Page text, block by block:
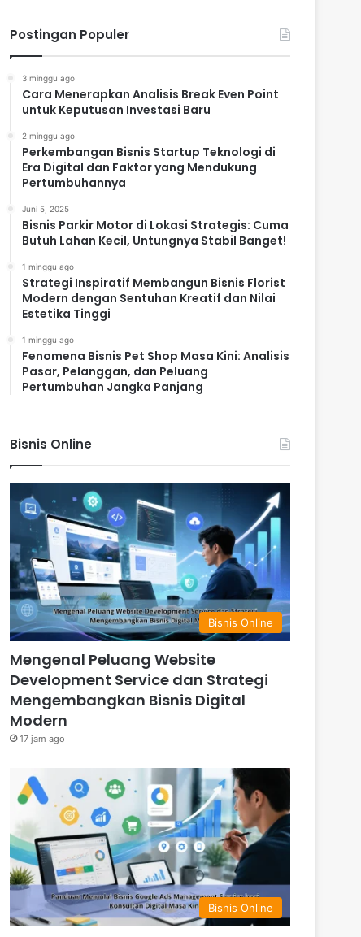
Postingan Populer
3 minggu ago
Cara Menerapkan Analisis Break Even Point
untuk Keputusan Investasi Baru
2 minggu ago
Perkembangan Bisnis Startup Teknologi di
Era Digital dan Faktor yang Mendukung
Pertumbuhannya
Juni 5, 2025
Bisnis Parkir Motor di Lokasi Strategis: Cuma
Butuh Lahan Kecil, Untungnya Stabil Banget!
1 minggu ago
Strategi Inspiratif Membangun Bisnis Florist
Modern dengan Sentuhan Kreatif dan Nilai
Estetika Tinggi
1 minggu ago
Fenomena Bisnis Pet Shop Masa Kini: Analisis
Pasar, Pelanggan, dan Peluang
Pertumbuhan Jangka Panjang
Bisnis Online
Bisnis Online
Mengenal Peluang Website
Development Service dan Strategi
Mengembangkan Bisnis Digital
Modern
17 jam ago
Bisnis Online